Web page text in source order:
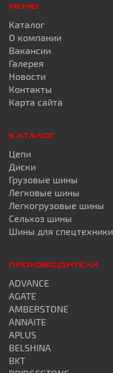
МЕНЮ
Каталог
О компании
Вакансии
Галерея
Новости
Контакты
Карта сайта
КАТАЛОГ
Цепи
Диски
Грузовые шины
Легковые шины
Легкогрузовые шины
Сельхоз шины
Шины для спецтехники
ПРОИЗВОДИТЕЛИ
ADVANCE
AGATE
AMBERSTONE
ANNAITE
APLUS
BELSHINA
BKT